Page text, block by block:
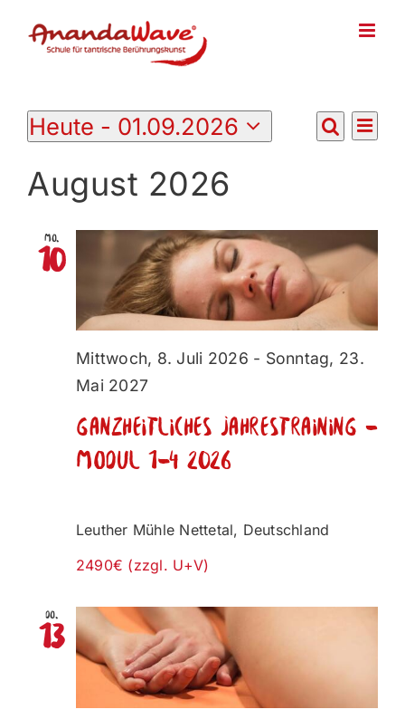
Inhalt
Veranstaltungen
und
Suche
Liste
Heute - 01.09.2026
wählen.
August 2026
Mo.
10
Ganzheitliches Jahrestraining –
Modul 1-4 2026
Mittwoch, 8. Juli 2026 - Sonntag, 23.
Mai 2027
Leuther Mühle Nettetal, Deutschland
2490€ (zzgl. U+V)
Do.
13